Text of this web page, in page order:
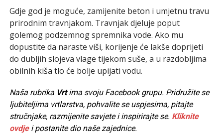
Gdje god je moguće, zamijenite beton i umjetnu travu
prirodnim travnjakom. Travnjak djeluje poput
golemog podzemnog spremnika vode. Ako mu
dopustite da naraste viši, korijenje će lakše doprijeti
do dubljih slojeva vlage tijekom suše, a u razdobljima
obilnih kiša tlo će bolje upijati vodu.
Naša rubrika Vrtima svoju Facebook grupu. Pridružite se
ljubiteljima vrtlarstva, pohvalite se uspjesima, pitajte
stručnjake, razmijenite savjete i inspirirajte se. Kliknite
ovdjei postanite dio naše zajednice.